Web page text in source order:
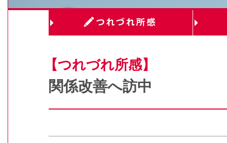
【つれづれ所感】
関係改善へ訪中